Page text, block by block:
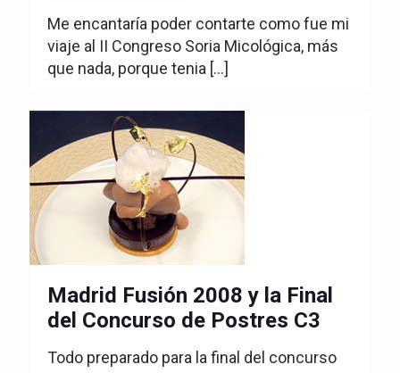
Me encantaría poder contarte como fue mi
viaje al II Congreso Soria Micológica, más
que nada, porque tenia […]
Madrid Fusión 2008 y la Final
del Concurso de Postres C3
Todo preparado para la final del concurso